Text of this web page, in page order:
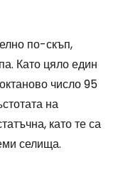
по-скъп,
Като цяло един
число 95
на
като те са
селища.